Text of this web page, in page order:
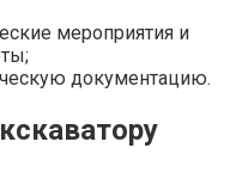
мероприятия и
документацию.